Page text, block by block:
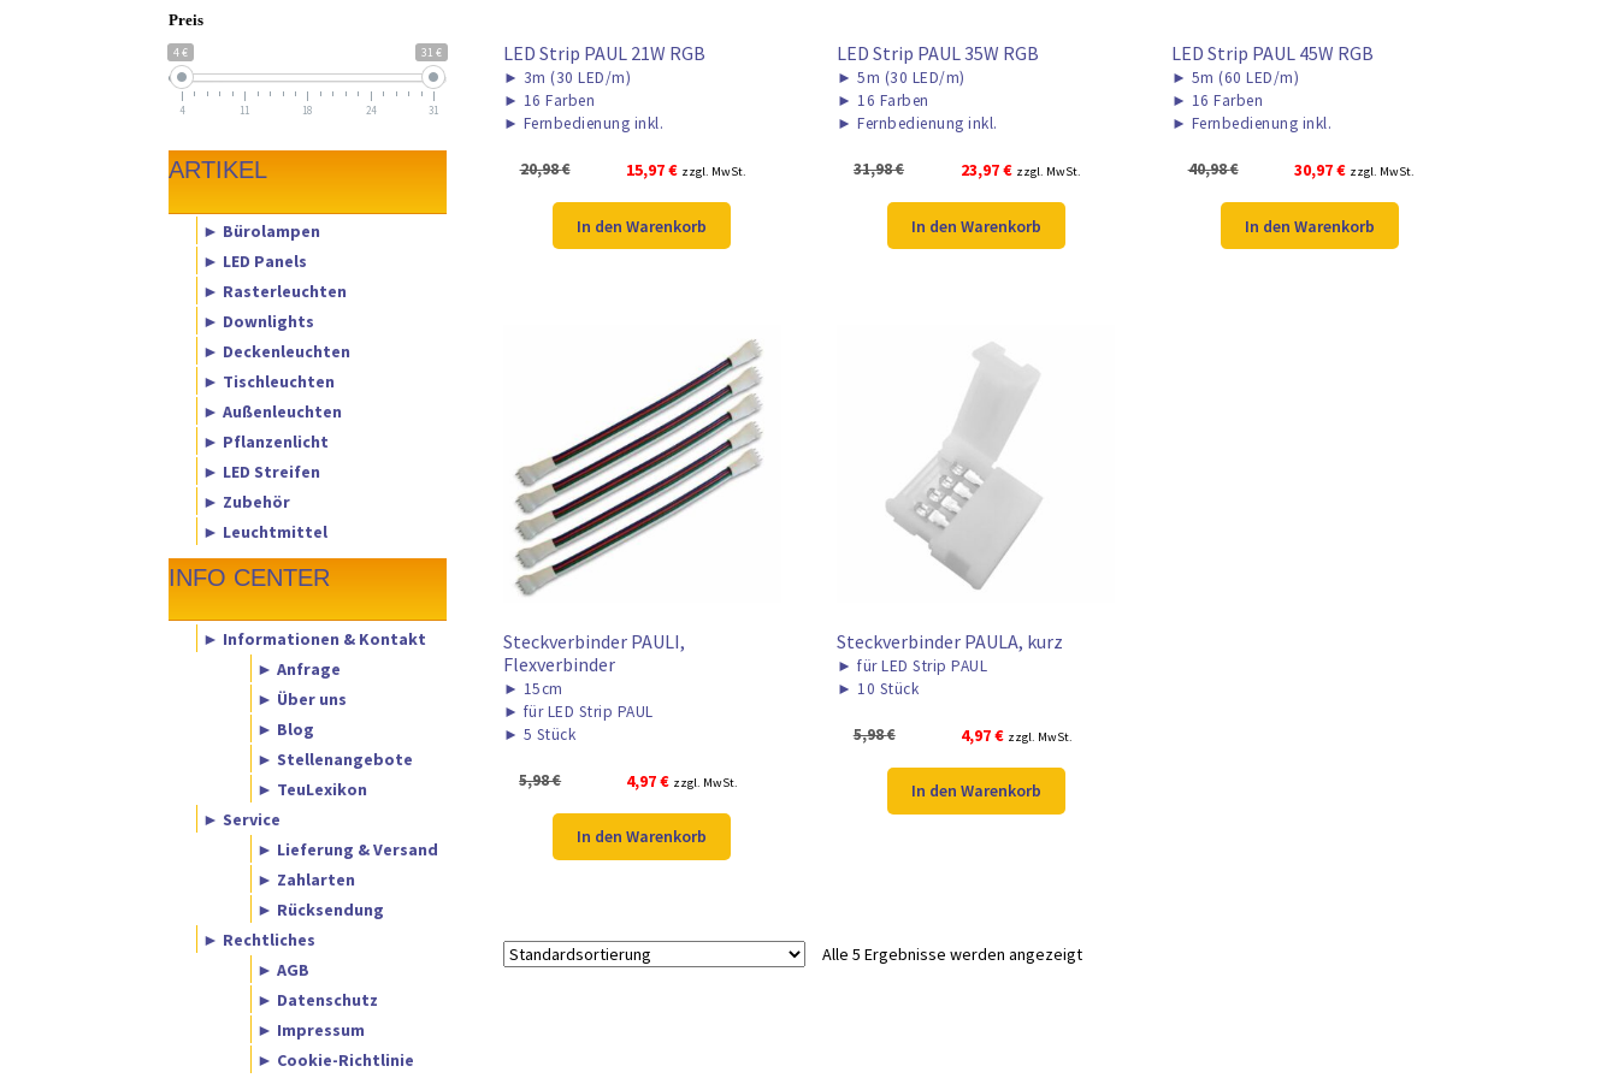
LED Strip PAUL 21W RGB
► 3m (30 LED/m)
► 16 Farben
► Fernbedienung inkl.
20,98€
Ursprünglicher
war:
20,98 €
15,97€Aktueller
ist:
15,97 €.
zzgl. MwSt.
In den Warenkorb
LED Strip PAUL 35W RGB
► 5m (30 LED/m)
► 16 Farben
► Fernbedienung inkl.
31,98€
Ursprünglicher
war:
31,98 €
23,97€Aktueller
ist:
23,97 €.
zzgl. MwSt.
In den Warenkorb
LED Strip PAUL 45W RGB
► 5m (60 LED/m)
► 16 Farben
► Fernbedienung inkl.
40,98€
Ursprünglicher
war:
40,98 €
30,97€Aktueller
ist:
30,97 €.
zzgl. MwSt.
In den Warenkorb
Steckverbinder PAULI,
Flexverbinder
► 15cm
► für LED Strip PAUL
► 5 Stück
5,98€
Ursprünglicher
war:
5,98 €
4,97€Aktueller
ist:
4,97 €.
zzgl. MwSt.
In den Warenkorb
Steckverbinder PAULA, kurz
► für LED Strip PAUL
► 10 Stück
5,98€
Ursprünglicher
war:
5,98 €
4,97€Aktueller
ist:
4,97 €.
zzgl. MwSt.
In den Warenkorb
Alle 5 Ergebnisse werden angezeigt
Preis
4 € 31 €
4 11 18 24 31
ARTIKEL
► Bürolampen
► LED Panels
► Rasterleuchten
► Downlights
► Deckenleuchten
► Tischleuchten
► Außenleuchten
► Pflanzenlicht
► LED Streifen
► Zubehör
► Leuchtmittel
INFO CENTER
► Informationen & Kontakt
► Anfrage
► Über uns
► Blog
► Stellenangebote
► TeuLexikon
► Service
► Lieferung & Versand
► Zahlarten
► Rücksendung
► Rechtliches
► AGB
► Datenschutz
► Impressum
► Cookie-Richtlinie